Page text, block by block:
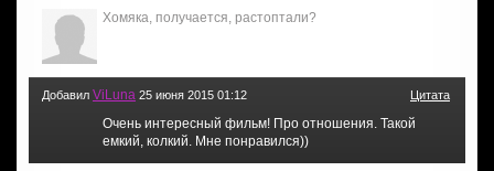
Хомяка, получается, растоптали?
Добавил ViLuna 25 июня 2015 01:12 Цитата
Очень интересный фильм! Про отношения. Такой
емкий, колкий. Мне понравился))